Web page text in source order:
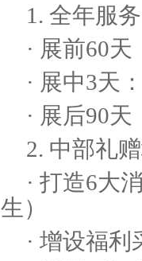
1. 全年服
· 展前60
· 展中3天
· 展后90
2. 中部礼
· 打造6大
生）
· 增设福